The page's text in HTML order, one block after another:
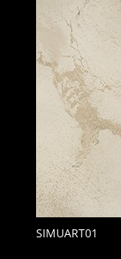
SIMUART01